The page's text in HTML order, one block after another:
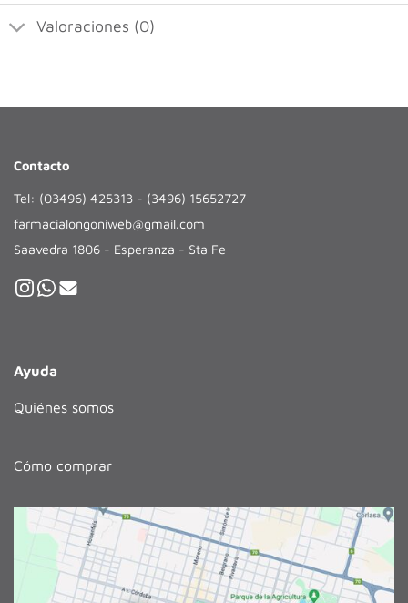
Valoraciones (0)
Contacto
Tel: (03496) 425313 - (3496) 15652727
farmacialongoniweb@gmail.com
Saavedra 1806 - Esperanza - Sta Fe
Ayuda
Quiénes somos
Cómo comprar